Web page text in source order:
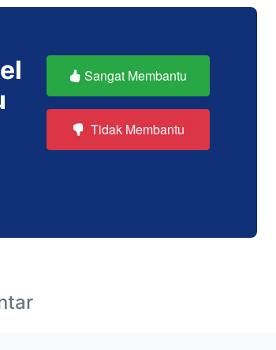
Sangat Membantu
Tidak Membantu